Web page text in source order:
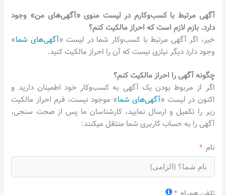
آگهی مرتبط با کسب‌وکارم در لیست منوی «آگهی‌های من» وجود
دارد. بازم لازم است که احراز مالکیت کنم؟
خیر، اگر آگهی مرتبط با کسب‌وکار شما در لیست «آگهی‌های شما»
وجود دارد دیگر نیازی نیست که آن را احراز مالکیت کنید.
چگونه آگهی را احراز مالکیت کنم؟
اگر از مربوط بودن یک آگهی به کسب‌وکار خود اطمینان دارید و
اکنون در لیست «آگهی‌های شما» موجود نیست، فرم احراز مالکیت
زیر را تکمیل و ارسال نمایید، کارشناسان ما پس از صحت سنجی،
آگهی را به حساب کاربری شما منتقل میکنند:
نام